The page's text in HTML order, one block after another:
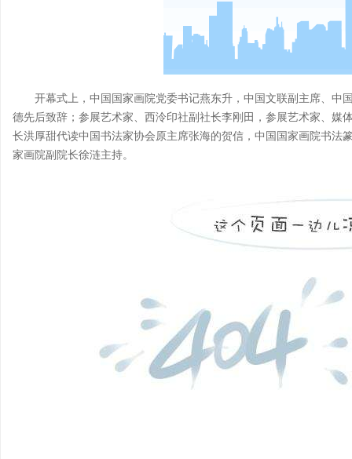
开幕式上，中国国家画院党委书记燕东升，中国文联副主席、中
德先后致辞；参展艺术家、西泠印社副社长李刚田，参展艺术家、媒
长洪厚甜代读中国书法家协会原主席张海的贺信，中国国家画院书法
家画院副院长徐涟主持。